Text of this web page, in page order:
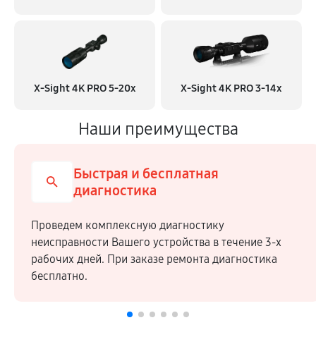
X-Sight 4K PRO 5-20x X-Sight 4K PRO 3-14x
Наши преимущества
Быстрая и бесплатная
диагностика
Проведем комплексную диагностику
неисправности Вашего устройства в течение 3-х
рабочих дней. При заказе ремонта диагностика
бесплатно.